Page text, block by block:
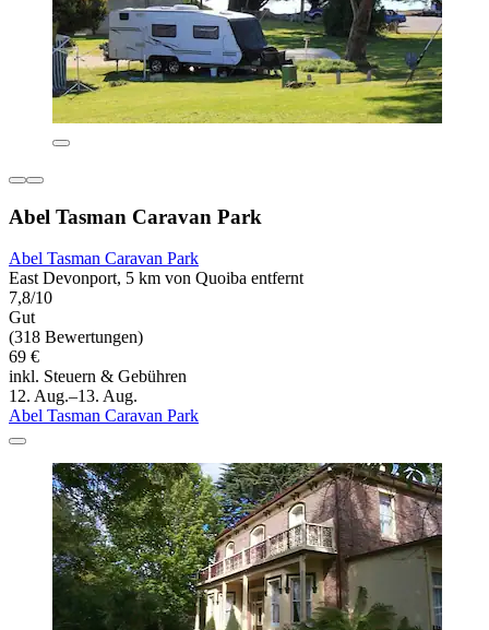
Abel Tasman Caravan Park
Abel Tasman Caravan Park
East Devonport, 5 km von Quoiba entfernt
7,8/10
Gut
(318 Bewertungen)
69 €
inkl. Steuern & Gebühren
12. Aug.–13. Aug.
Abel Tasman Caravan Park